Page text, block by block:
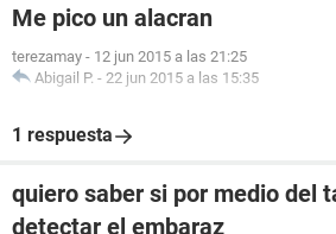
Me pico un alacran
terezamay - 12 jun 2015 a las 21:25
Abigail P. - 22 jun 2015 a las 15:35
1 respuesta
quiero saber si por medio del
detectar el embaraz